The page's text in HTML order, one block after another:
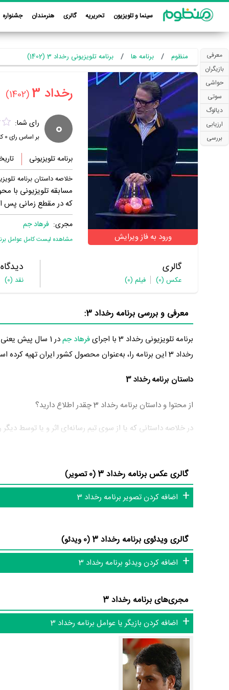
سینما و تلویزیون تحریریه گالری هنرمندان جشنواره
معرفی
بازیگران
حواشی
سوتی
دیالوگ
ارزیابی
بررسی
منظوم برنامه ها برنامه تلویزیونی رخداد 3 (1402)
ورود به فاز ویرایش
‏رخداد 3‏ (1402)
0 رای شما:
بر اساس رای 0
برنامه تلویزیونی
خلاصه داستان برنامه
مسابقه تلویزیونی با
که در مقطع زمانی پس
مجری: فرهاد جم
مشاهده لیست کامل عوامل
گالری
عکس (0) فیلم (0)
دیدگاه
نقد (0)
معرفی و بررسی برنامه رخداد 3:
برنامه تلویزیونی رخداد 3 با اجرای فرهاد جمدر 1 سال پیش یعنی سال 1402 در گونه تاریخی و مسابقه و در شبکه افق تولید شده است.
رخداد 3 این برنامه را، به‌عنوان محصول کشور ایران تهیه کرده است. رخداد 3 در تاریخ 1403/01/30 پخش خود را آغاز کرد.
داستان برنامه رخداد 3
از محتوا و داستان برنامه رخداد 3 چقدر اطلاع دارید؟
موضوعات تاریخی و سیاسی است و محوریت سوالات این برنامه
برنامه رخداد 3 و کارنامه فعالیت کارگردان و مجریان
عوامل برنامه رخداد 3
در مجموع بیش از 3 نفر در تولید برنامه رخداد 3 نقش داشته‌اند و هر یک از آنها در
اطلاعات برنامه رخداد 3
دایرة‌المعارف آنلاین و بانک اطلاعات هنرمندان و آثار سینما،
گالری عکس برنامه رخداد 3
(0 تصویر)
اضافه کردن تصویر برنامه رخداد 3
گالری ویدئوی برنامه رخداد 3
(0 ویدئو)
اضافه کردن ویدئو برنامه رخداد 3
مجری‌های برنامه رخداد 3
اضافه کردن بازیگر یا عوامل برنامه رخداد 3